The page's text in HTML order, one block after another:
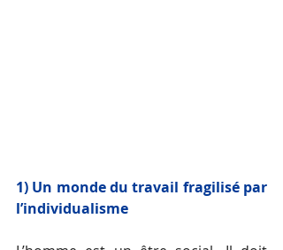
1) Un monde du travail fragilisé par
l’individualisme